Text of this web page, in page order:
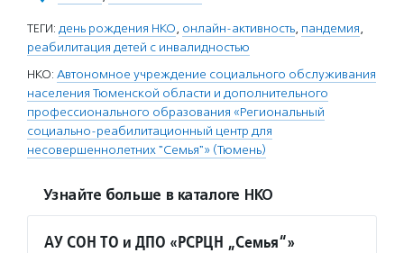
ТЕГИ: день рождения НКО, онлайн-активность, пандемия,
реабилитация детей с инвалидностью
НКО: Автономное учреждение социального обслуживания
населения Тюменской области и дополнительного
профессионального образования «Региональный
социально-реабилитационный центр для
несовершеннолетних "Семья"» (Тюмень)
Узнайте больше в каталоге НКО
АУ СОН ТО и ДПО «РСРЦН „Семья“»